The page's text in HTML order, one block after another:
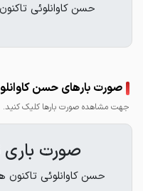
حسن کاوانلوئی
صورت بارهای حسن
جهت مشاهده صورت بارها کلیک کنید.
صورت
حسن کاوانلوئی